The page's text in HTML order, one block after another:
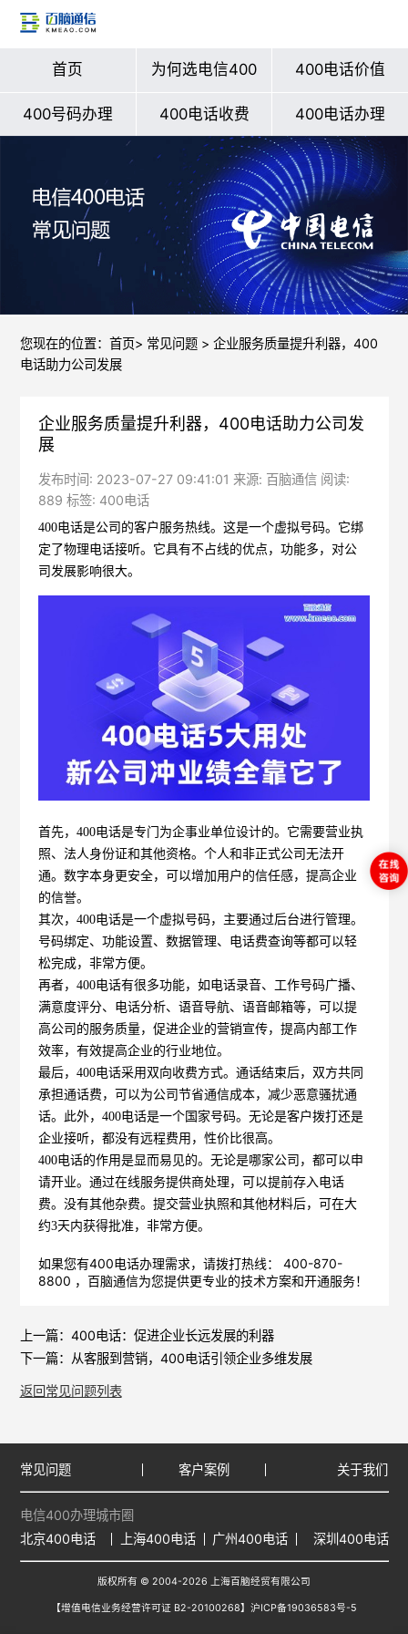
首页 为何选电信400 400电话价值
400号码办理 400电话收费 400电话办理
您现在的位置： 首页> 常见问题> 企业服务质量提升利器，400
电话助力公司发展
企业服务质量提升利器，400电话助力公司发
展
发布时间: 2023-07-27 09:41:01 来源: 百脑通信 阅读:
889 标签: 400电话
400电话是公司的客户服务热线。这是一个虚拟号码。它绑
定了物理电话接听。它具有不占线的优点，功能多，对公
司发展影响很大。
首先，400电话是专门为企事业单位设计的。它需要营业执
照、法人身份证和其他资格。个人和非正式公司无法开
通。数字本身更安全，可以增加用户的信任感，提高企业
的信誉。
其次，400电话是一个虚拟号码，主要通过后台进行管理。
号码绑定、功能设置、数据管理、电话费查询等都可以轻
松完成，非常方便。
再者，400电话有很多功能，如电话录音、工作号码广播、
满意度评分、电话分析、语音导航、语音邮箱等，可以提
高公司的服务质量，促进企业的营销宣传，提高内部工作
效率，有效提高企业的行业地位。
最后，400电话采用双向收费方式。通话结束后，双方共同
承担通话费，可以为公司节省通信成本，减少恶意骚扰通
话。此外，400电话是一个国家号码。无论是客户拨打还是
企业接听，都没有远程费用，性价比很高。
400电话的作用是显而易见的。无论是哪家公司，都可以申
请开业。通过在线服务提供商处理，可以提前存入电话
费。没有其他杂费。提交营业执照和其他材料后，可在大
约3天内获得批准，非常方便。
如果您有400电话办理需求，请拨打热线： 400-870-
8800 ，百脑通信为您提供更专业的技术方案和开通服务！
上一篇： 400电话：促进企业长远发展的利器
下一篇： 从客服到营销，400电话引领企业多维发展
返回常见问题列表
常见问题 客户案例 关于我们
电信400办理城市圈
北京400电话
上海400电话 广州400电话 深圳400电话
版权所有 © 2004-2026 上海百脑经贸有限公司
【增值电信业务经营许可证 B2-20100268】 沪ICP备19036583号-5